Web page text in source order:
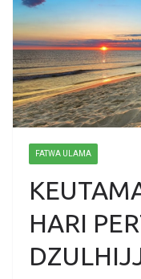
FATWA ULAMA
HARI